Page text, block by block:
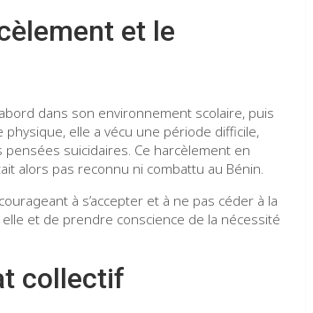
et le
dans son environnement scolaire, puis
elle a vécu une période difficile,
pensées suicidaires. Ce harcèlement en
alors pas reconnu ni combattu au Bénin.
à s’accepter et à ne pas céder à la
et de prendre conscience de la nécessité
collectif